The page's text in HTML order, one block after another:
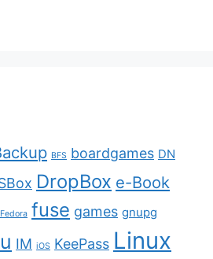
BFS boardgames DN
DropBox e-Book
Fedora fuse games gnupg
IM iOS KeePass Linux